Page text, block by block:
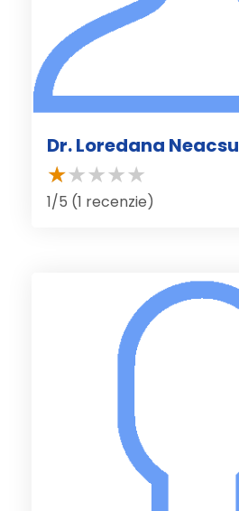
Dr. Loredana Neacsu
1/5 (1 recenzie)